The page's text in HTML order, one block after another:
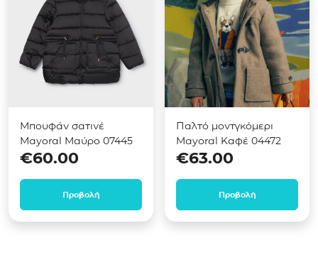
Μπουφάν σατινέ
Mayoral Μαύρο 07445
€60.00
Προβολή
Παλτό μοντγκόμερι
Mayoral Καφέ 04472
€63.00
Προβολή